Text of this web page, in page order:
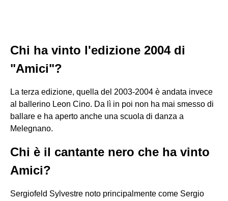
Chi ha vinto l'edizione 2004 di
"Amici"?
La terza edizione, quella del 2003-2004 è andata invece
al ballerino Leon Cino. Da lì in poi non ha mai smesso di
ballare e ha aperto anche una scuola di danza a
Melegnano.
Chi è il cantante nero che ha vinto
Amici?
Sergiofeld Sylvestre noto principalmente come Sergio